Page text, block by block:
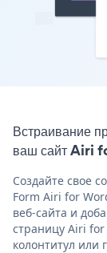
Встраивание
ваш сайт Airi
Создайте свое
Form Airi for
веб-сайта и
страницу Airi
колонтитул или